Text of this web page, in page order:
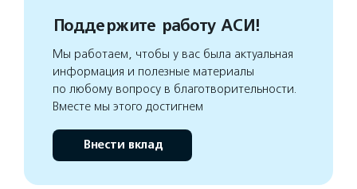
Поддержите работу АСИ!
Мы работаем, чтобы у вас была актуальная
информация и полезные материалы
по любому вопросу в благотворительности.
Вместе мы этого достигнем
Внести вклад